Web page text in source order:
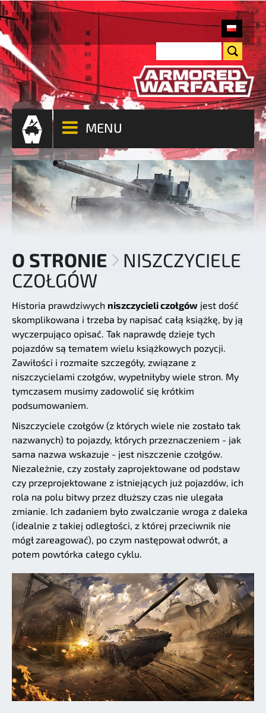
MENU
O STRONIE
NISZCZYCIELE
CZOŁGÓW
Historia prawdziwych niszczycieli czołgów jest dość
skomplikowana i trzeba by napisać całą książkę, by ją
wyczerpująco opisać. Tak naprawdę dzieje tych
pojazdów są tematem wielu książkowych pozycji.
Zawiłości i rozmaite szczegóły, związane z
niszczycielami czołgów, wypełniłyby wiele stron. My
tymczasem musimy zadowolić się krótkim
podsumowaniem.
Niszczyciele czołgów (z których wiele nie zostało tak
nazwanych) to pojazdy, których przeznaczeniem - jak
sama nazwa wskazuje - jest niszczenie czołgów.
Niezależnie, czy zostały zaprojektowane od podstaw
czy przeprojektowane z istniejących już pojazdów, ich
rola na polu bitwy przez dłuższy czas nie ulegała
zmianie. Ich zadaniem było zwalczanie wroga z daleka
(idealnie z takiej odległości, z której przeciwnik nie
mógł zareagować), po czym następował odwrót, a
potem powtórka całego cyklu.